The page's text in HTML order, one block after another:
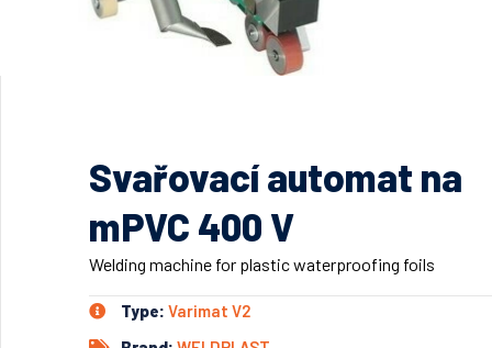
Svařovací automat na
mPVC 400 V
Welding machine for plastic waterproofing foils
Type: Varimat V2